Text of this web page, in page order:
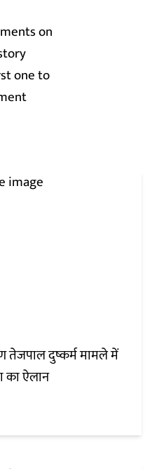
one to
दुष्कर्म मामले में
का ऐलान